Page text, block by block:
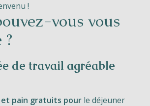
Android Play Store
!
vous vous
de travail agréable
et pain gratuits pour le déjeuner